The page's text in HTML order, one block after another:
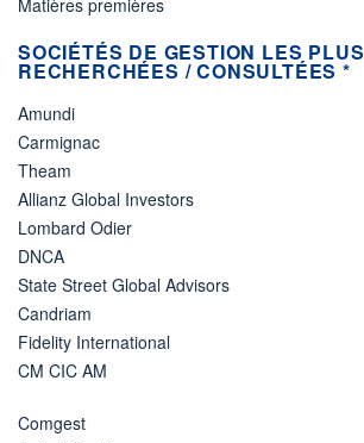
SOCIÉTÉS DE GESTION LES PLUS
RECHERCHÉES / CONSULTÉES *
Amundi
Carmignac
Theam
Allianz Global Investors
Lombard Odier
DNCA
State Street Global Advisors
Candriam
Fidelity International
CM CIC AM
Comgest